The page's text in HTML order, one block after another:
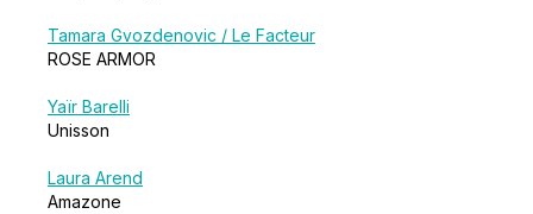
Tamara Gvozdenovic / Le Facteur
ROSE ARMOR
Yaïr Barelli
Unisson
Laura Arend
Amazone